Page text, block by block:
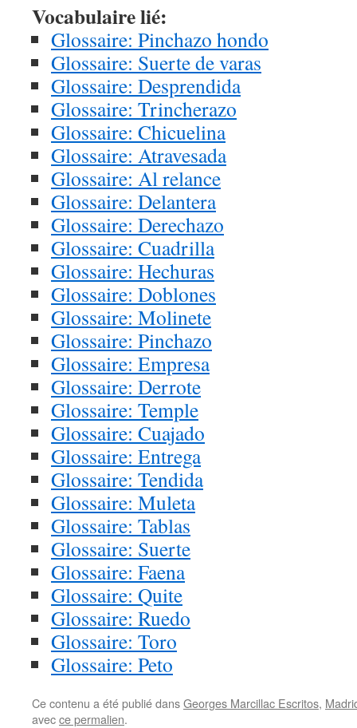
Vocabulaire lié:
Glossaire: Pinchazo hondo
Glossaire: Suerte de varas
Glossaire: Desprendida
Glossaire: Trincherazo
Glossaire: Chicuelina
Glossaire: Atravesada
Glossaire: Al relance
Glossaire: Delantera
Glossaire: Derechazo
Glossaire: Cuadrilla
Glossaire: Hechuras
Glossaire: Doblones
Glossaire: Molinete
Glossaire: Pinchazo
Glossaire: Empresa
Glossaire: Derrote
Glossaire: Temple
Glossaire: Cuajado
Glossaire: Entrega
Glossaire: Tendida
Glossaire: Muleta
Glossaire: Tablas
Glossaire: Suerte
Glossaire: Faena
Glossaire: Quite
Glossaire: Ruedo
Glossaire: Toro
Glossaire: Peto
Ce contenu a été publié dansGeorges Marcillac Escritos,
avecce permalien.